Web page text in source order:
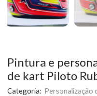
Pintura e
de kart Piloto
Categoria: Personalização